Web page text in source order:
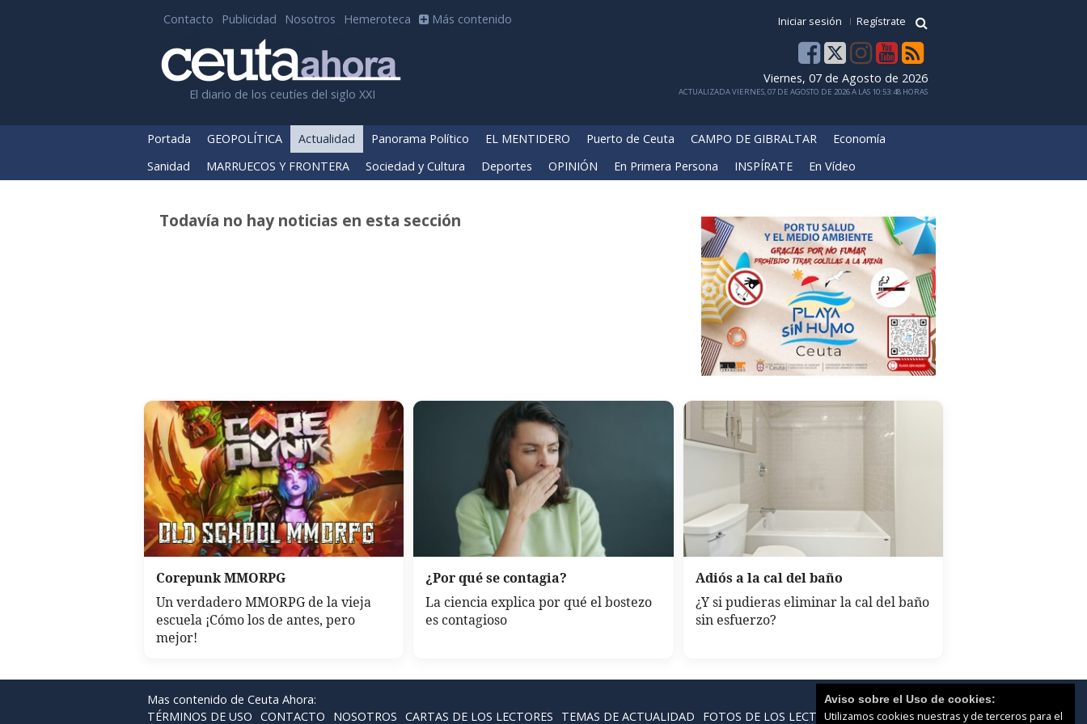
Contacto Publicidad Nosotros Hemeroteca Más contenido Iniciar sesión Regístrate
El diario de los ceutíes del siglo XXI
Viernes, 07 de Agosto de 2026
ACTUALIZADA VIERNES, 07 DE AGOSTO DE 2026 A LAS 10:53:48 HORAS
Portada GEOPOLÍTICA Actualidad Panorama Político EL MENTIDERO Puerto de Ceuta CAMPO DE GIBRALTAR
Economía
Sanidad
MARRUECOS Y FRONTERA Sociedad y Cultura Deportes OPINIÓN En Primera Persona INSPÍRATE En Vídeo
Todavía no hay noticias en esta sección
Corepunk MMORPG
Un verdadero MMORPG de la vieja
escuela ¡Cómo los de antes, pero
mejor!
¿Por qué se contagia?
La ciencia explica por qué el bostezo
es contagioso
Adiós a la cal del baño
¿Y si pudieras eliminar la cal del baño
sin esfuerzo?
Mas contenido de Ceuta Ahora:
TÉRMINOS DE USO CONTACTO NOSOTROS CARTAS DE LOS LECTORES TEMAS DE ACTUALIDAD FOTOS DE LOS LECTORES
Aviso sobre el Uso de cookies:
Utilizamos cookies nuestras y de terceros para el